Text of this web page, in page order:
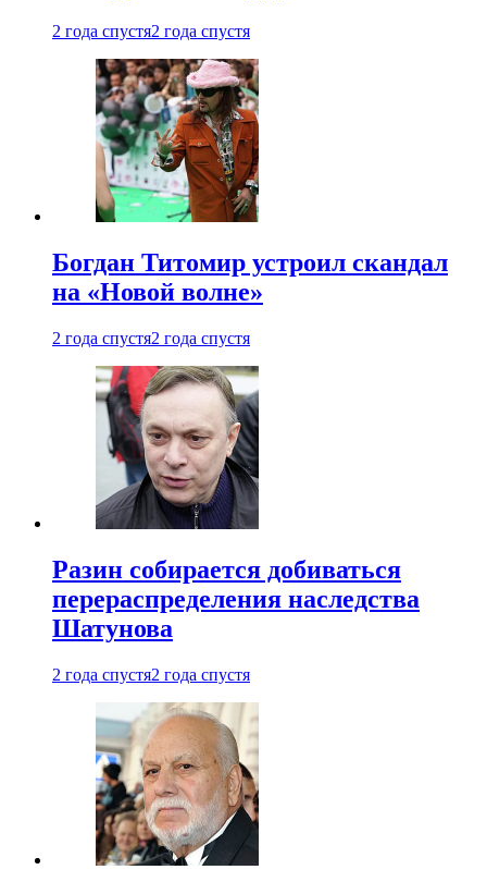
2 года спустя2 года спустя
Богдан Титомир устроил скандал
на «Новой волне»
2 года спустя2 года спустя
Разин собирается добиваться
перераспределения наследства
Шатунова
2 года спустя2 года спустя